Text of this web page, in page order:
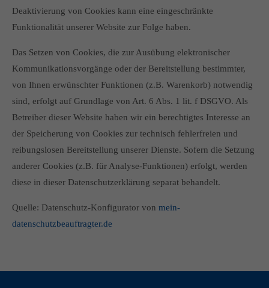
Deaktivierung von Cookies kann eine eingeschränkte
Funktionalität unserer Website zur Folge haben.
Das Setzen von Cookies, die zur Ausübung elektronischer
Kommunikationsvorgänge oder der Bereitstellung bestimmter,
von Ihnen erwünschter Funktionen (z.B. Warenkorb) notwendig
sind, erfolgt auf Grundlage von Art. 6 Abs. 1 lit. f DSGVO. Als
Betreiber dieser Website haben wir ein berechtigtes Interesse an
der Speicherung von Cookies zur technisch fehlerfreien und
reibungslosen Bereitstellung unserer Dienste. Sofern die Setzung
anderer Cookies (z.B. für Analyse-Funktionen) erfolgt, werden
diese in dieser Datenschutzerklärung separat behandelt.
Quelle: Datenschutz-Konfigurator von mein-
datenschutzbeauftragter.de